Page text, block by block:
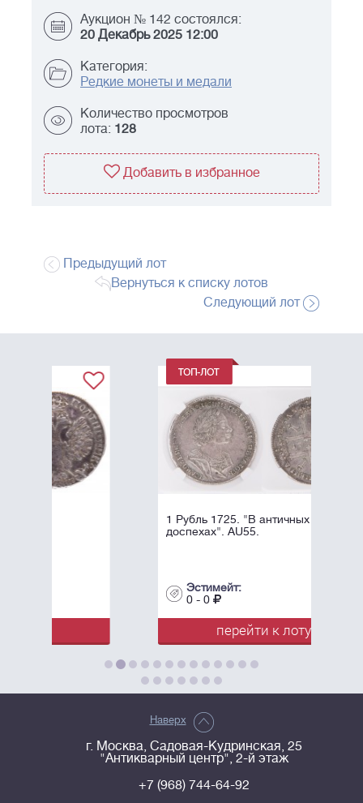
Аукцион № 142 состоялся:
20 Декабрь 2025 12:00
Категория:
Редкие монеты и медали
Количество просмотров
лота: 128
Добавить в избранное
Предыдущий лот
Вернуться к списку лотов
Следующий лот
1 Рубль 1725. "В античных
доспехах". AU55.
перейти к лоту
Наверх
г. Москва, Садовая-Кудринская, 25
"Антикварный центр", 2-й этаж
+7 (968) 744-64-92